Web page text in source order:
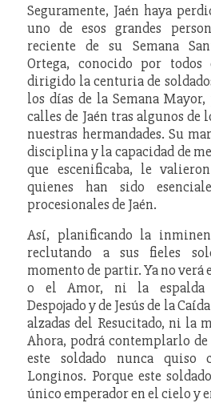
Seguramente, Jaén haya
uno de esos grandes
reciente de su Semana
Ortega, conocido por todos
dirigido la centuria de
los días de la Semana
calles de Jaén tras algunos de
nuestras hermandades. Su
disciplina y la capacidad de
que escenificaba, le
quienes han sido
procesionales de Jaén.
Así, planificando la
reclutando a sus fieles
momento de partir. Ya no verá
o el Amor, ni la espalda
Despojado y de Jesús de la
alzadas del Resucitado, ni la
Ahora, podrá contemplarlo
este soldado nunca quiso
Longinos. Porque este
único emperador en el cielo y